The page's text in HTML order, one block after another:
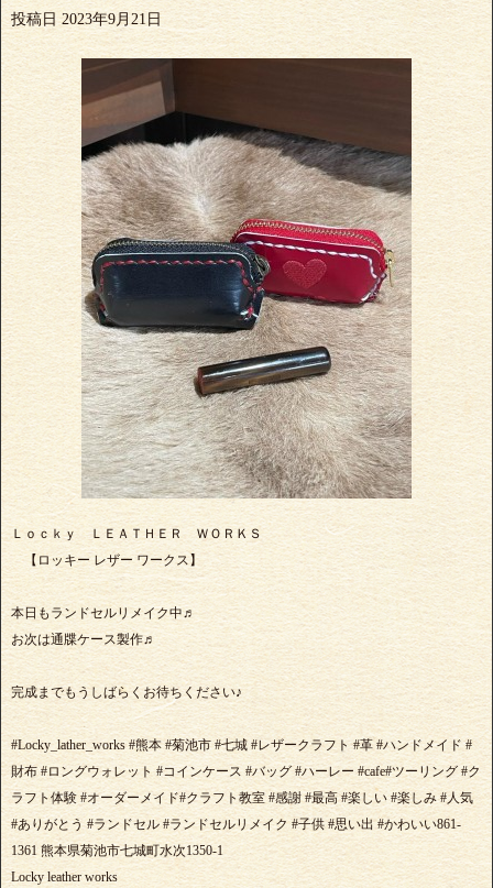
投稿日 2023年9月21日
Ｌｏｃｋｙ ＬＥＡＴＨＥＲ ＷＯＲＫＳ
【ロッキー レザー ワークス】
本日もランドセルリメイク中♬
お次は通牒ケース製作♬
完成までもうしばらくお待ちください♪
#Locky_lather_works #熊本 #菊池市 #七城 #レザークラフト #革 #ハンドメイド #
財布 #ロングウォレット #コインケース #バッグ #ハーレー #cafe#ツーリング #ク
ラフト体験 #オーダーメイド#クラフト教室 #感謝 #最高 #楽しい #楽しみ #人気
#ありがとう #ランドセル #ランドセルリメイク #子供 #思い出 #かわいい861-
1361 熊本県菊池市七城町水次1350-1
Locky leather works